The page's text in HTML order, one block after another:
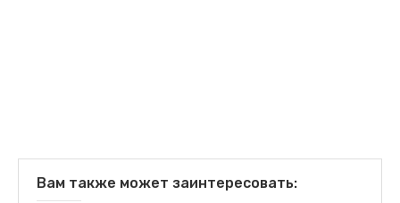
Вам также может заинтересовать: